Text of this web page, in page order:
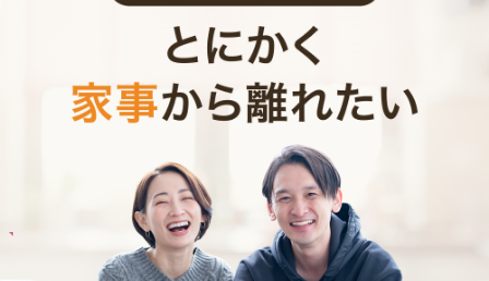
お料理代行のサービス料金
ご利用者インタビュー
Customer Interview
30代 共働き 育児休暇中